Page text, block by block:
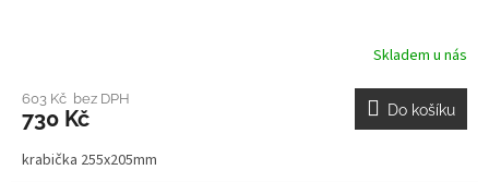
Skladem u nás
603 Kč bez DPH
730 Kč Do košíku
krabička 255x205mm